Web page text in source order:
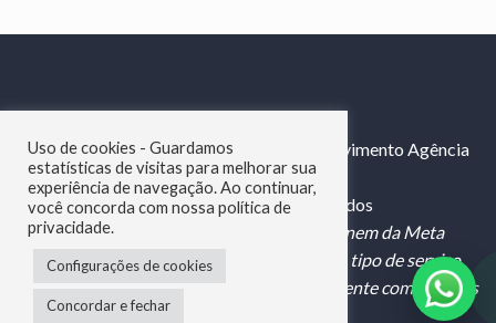
© Copyright 2025 Adv Gomes - Desenvolvimento Agência
Webby -
Criação de Sites para Advogados
"Esse site não faz parte do Google LLC nem da Meta
Platforms, Inc. e não oferecemos nenhum tipo de serviço
oficial do governo. trabalhamos exclusivamente com serviços
Uso de cookies - Guardamos
estatísticas de visitas para melhorar sua
experiência de navegação. Ao continuar,
você concorda com nossa política de
privacidade.
Configurações de cookies
Concordar e fechar